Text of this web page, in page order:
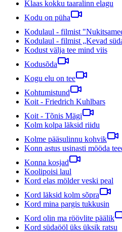
Klaas kokku taaralinn elagu
Kodu on püha
Kodulaul - filmist
Kodulaul - filmist „Kevad
Kodust välja tee mind viis
Kodusõda
Kogu elu on tee
Kohtumistund
Koit - Friedrich Kuhlbars
Koit - Tõnis Mägi
Kolm kolpa läksid riidu
Kolme pääsulinnu kohvik
Konn astus usinasti mööda
Konna kosjad
Koolipoisi laul
Kord elas mölder veski peal
Kord läksid kolm sõpra
Kord mina pargis tukkusin
Kord olin ma röövlite päälik
Kord südaööl üks üksik ratsu